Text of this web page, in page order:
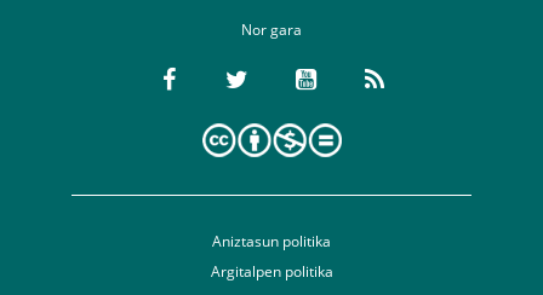
Nor gara
Aniztasun politika
Argitalpen politika